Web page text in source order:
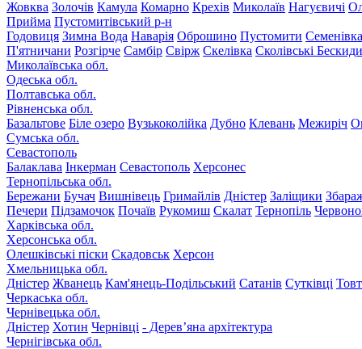
Жовква Золочів Камула Комарно Крехів Миколаїв Нагуєвичі
Прийма Пустомитівський р-н
Годовиця Зимна Вода Наварія Оброшино Пустомити Семенівка
П'ятничани Розгірче Самбір Свірж Скелівка Сколівські Бескиди
Миколаївська обл.
Одеська обл.
Полтавська обл.
Рівненська обл.
Базальтове Біле озеро Вузькоколійка Дубно Клевань Межиріч
Сумська обл.
Севастополь
Балаклава Інкерман Севастополь Херсонес
Тернопільська обл.
Бережани Бучач Вишнівець Гримайлів Дністер Заліщики
Печери Підзамочок Почаїв Рукомиш Скалат Тернопіль
Харківська обл.
Херсонська обл.
Олешківські піски Скадовськ Херсон
Хмельницька обл.
Дністер Жванець Кам'янець-Подільський Сатанів Сутківці
Черкаська обл.
Чернівецька обл.
Дністер Хотин Чернівці - Дерев’яна архітектура
Чернігівська обл.